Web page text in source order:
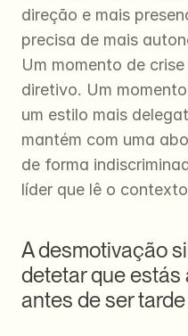
direção e mais
precisa de mais
Um momento de
diretivo. Um
um estilo mais
mantém com uma
de forma
líder que lê o
A desmotivação
detetar que estás
antes de ser tarde